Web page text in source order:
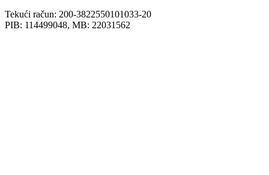
Tekući račun: 200-3822550101033-20
PIB: 114499048, MB: 22031562